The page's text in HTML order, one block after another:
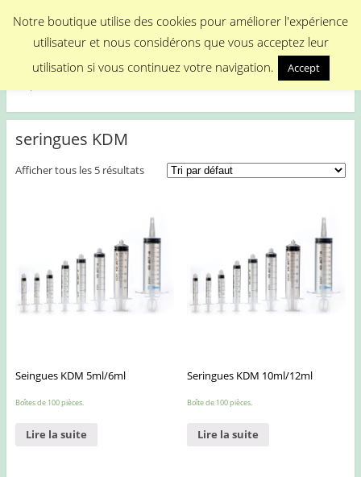
Menu
Medical Promotion
seringues KDM
Afficher tous les 5 résultats
Seingues KDM 5ml/6ml
Boîtes de 100 pièces.
Lire la suite
Seringues KDM 10ml/12ml
Boîte de 100 pièces.
Lire la suite
Notre boutique utilise des cookies pour améliorer l'expérience
utilisateur et nous considérons que vous acceptez leur
utilisation si vous continuez votre navigation.
Accept